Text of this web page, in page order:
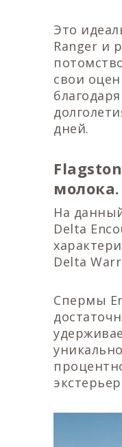
Это
Ranger и
свои
дней.
молока.
На
Delta
Delta
Спермы